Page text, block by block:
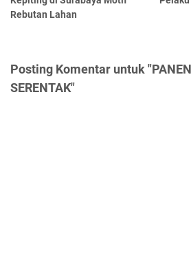
Rebutan Lahan
Posting Komentar untuk
SERENTAK"